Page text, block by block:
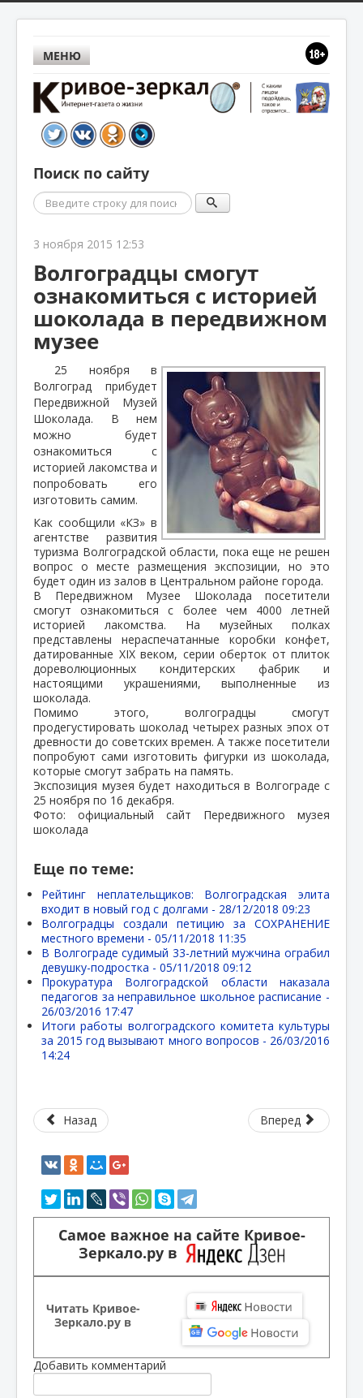
МЕНЮ
Поиск по сайту
Поиск
3 ноября 2015 12:53
Волгоградцы смогут
ознакомиться с историей
шоколада в передвижном
музее
25 ноября в
Волгоград прибудет
Передвижной Музей
Шоколада. В нем
можно будет
ознакомиться с
историей лакомства и
попробовать его
изготовить самим.
Как сообщили «КЗ» в
агентстве развития
туризма Волгоградской области, пока еще не решен
вопрос о месте размещения экспозиции, но это
будет один из залов в Центральном районе города.
В Передвижном Музее Шоколада посетители
смогут ознакомиться с более чем 4000 летней
историей лакомства. На музейных полках
представлены нераспечатанные коробки конфет,
датированные XIX веком, серии оберток от плиток
дореволюционных кондитерских фабрик и
настоящими украшениями, выполненные из
шоколада.
Помимо этого, волгоградцы смогут
продегустировать шоколад четырех разных эпох от
древности до советских времен. А также посетители
попробуют сами изготовить фигурки из шоколада,
которые смогут забрать на память.
Экспозиция музея будет находиться в Волгограде с
25 ноября по 16 декабря.
Фото: официальный сайт Передвижного музея
шоколада
Еще по теме:
Рейтинг неплательщиков: Волгоградская элита
входит в новый год с долгами - 28/12/2018 09:23
Волгоградцы создали петицию за СОХРАНЕНИЕ
местного времени - 05/11/2018 11:35
В Волгограде судимый 33-летний мужчина ограбил
девушку-подростка - 05/11/2018 09:12
Прокуратура Волгоградской области наказала
педагогов за неправильное школьное расписание -
26/03/2016 17:47
Итоги работы волгоградского комитета культуры
за 2015 год вызывают много вопросов - 26/03/2016
14:24
Назад Вперед
Самое важное на сайте Кривое-
Зеркало.ру в
Читать Кривое-
Зеркало.ру в
Добавить комментарий